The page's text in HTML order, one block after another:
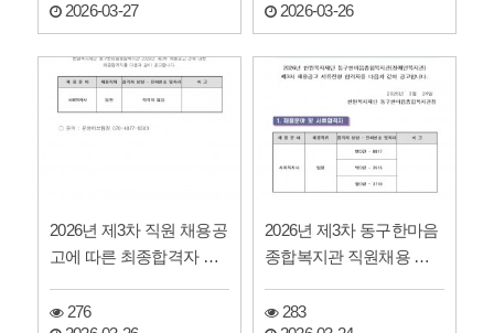
2026-03-27
2026-03-26
2026년 제3차 직원 채용공
고에 따른 최종합격자 발
276
2026년 제3차 동구한마음
종합복지관 직원채용 서
283